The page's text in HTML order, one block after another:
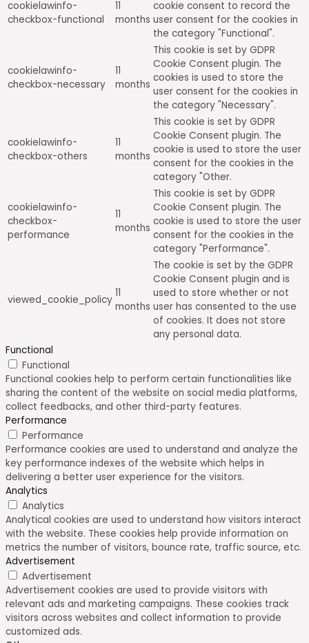
cookielawinfo-
checkbox-functional
11
months
cookie consent to record the
user consent for the cookies in
the category "Functional".
cookielawinfo-
checkbox-necessary
11
months
This cookie is set by GDPR
Cookie Consent plugin. The
cookies is used to store the
user consent for the cookies in
the category "Necessary".
cookielawinfo-
checkbox-others
11
months
This cookie is set by GDPR
Cookie Consent plugin. The
cookie is used to store the user
consent for the cookies in the
category "Other.
cookielawinfo-
checkbox-
performance
11
months
This cookie is set by GDPR
Cookie Consent plugin. The
cookie is used to store the user
consent for the cookies in the
category "Performance".
viewed_cookie_policy
11
months
The cookie is set by the GDPR
Cookie Consent plugin and is
used to store whether or not
user has consented to the use
of cookies. It does not store
any personal data.
Functional
Functional
Functional cookies help to perform certain functionalities like
sharing the content of the website on social media platforms,
collect feedbacks, and other third-party features.
Performance
Performance
Performance cookies are used to understand and analyze the
key performance indexes of the website which helps in
delivering a better user experience for the visitors.
Analytics
Analytics
Analytical cookies are used to understand how visitors interact
with the website. These cookies help provide information on
metrics the number of visitors, bounce rate, traffic source, etc.
Advertisement
Advertisement
Advertisement cookies are used to provide visitors with
relevant ads and marketing campaigns. These cookies track
visitors across websites and collect information to provide
customized ads.